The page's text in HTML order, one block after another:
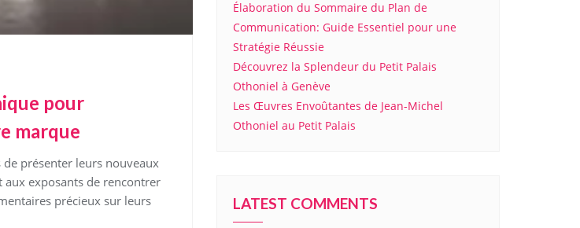
pour
marque
présenter leurs nouveaux
exposants de rencontrer
précieux sur leurs
Élaboration du Sommaire du Plan de
Communication: Guide Essentiel pour une
Stratégie Réussie
Découvrez la Splendeur du Petit Palais
Othoniel à Genève
Les Œuvres Envoûtantes de Jean-Michel
Othoniel au Petit Palais
LATEST COMMENTS